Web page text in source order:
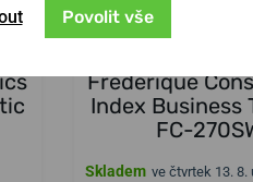
Frederique
Index Business
FC-
Skladem ve čtvrtek 13. 8.
Povolit vše